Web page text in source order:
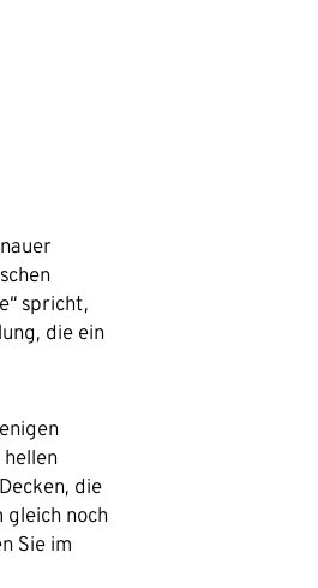
spricht,
die ein
die
gleich noch
Sie im